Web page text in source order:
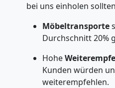
bei uns einholen
Möbeltransporte
Durchschnitt 20%
Hohe
Kunden würden
weiterempfehlen.